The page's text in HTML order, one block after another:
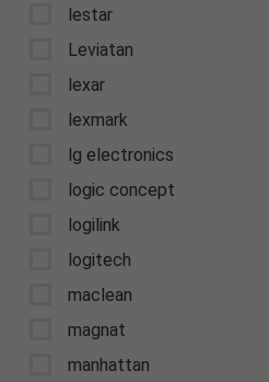
lestar
Leviatan
lexar
lexmark
lg electronics
logic concept
logilink
logitech
maclean
magnat
manhattan